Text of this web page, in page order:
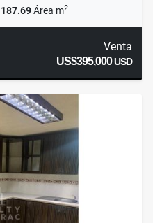
187.69Área m2
Venta
US$395,000USD